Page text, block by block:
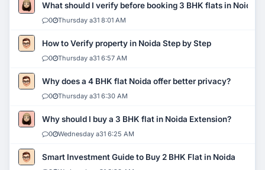
What should I verify before booking 3 BHK flats in Noida?
0 Thursday a31 8:01 AM
How to Verify property in Noida Step by Step
0 Thursday a31 6:57 AM
Why does a 4 BHK flat Noida offer better privacy?
0 Thursday a31 6:30 AM
Why should I buy a 3 BHK flat in Noida Extension?
0 Wednesday a31 6:25 AM
Smart Investment Guide to Buy 2 BHK Flat in Noida